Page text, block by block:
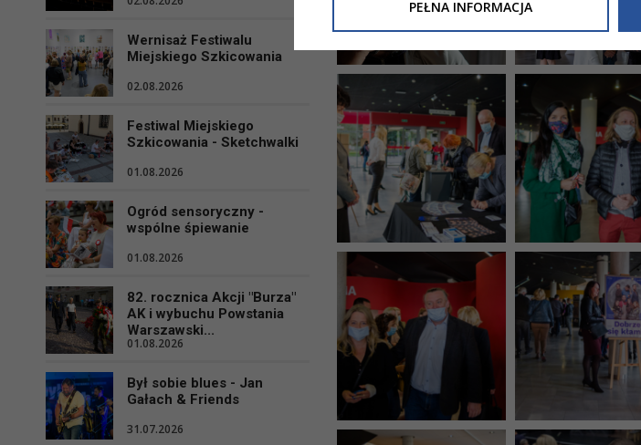
Wernisaż Festiwalu
Miejskiego Szkicowania
02.08.2026
Festiwal Miejskiego
Szkicowania - Sketchwalki
01.08.2026
Ogród sensoryczny -
wspólne śpiewanie
01.08.2026
82. rocznica Akcji "Burza"
AK i wybuchu Powstania
Warszawski...
01.08.2026
Był sobie blues - Jan
Gałach & Friends
31.07.2026
Niniejsza informacja nie wymaga od Państwa
PEŁNA INFORMACJA